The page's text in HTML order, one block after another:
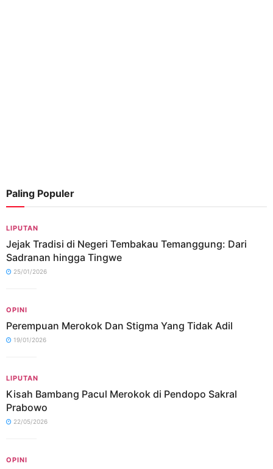
Paling Populer
LIPUTAN
Jejak Tradisi di Negeri Tembakau Temanggung: Dari
Sadranan hingga Tingwe
25/01/2026
OPINI
Perempuan Merokok Dan Stigma Yang Tidak Adil
19/01/2026
LIPUTAN
Kisah Bambang Pacul Merokok di Pendopo Sakral
Prabowo
22/05/2026
OPINI